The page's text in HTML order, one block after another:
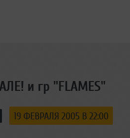
и гр "FLAMES"
19 ФЕВРАЛЯ 2005 В 22:00